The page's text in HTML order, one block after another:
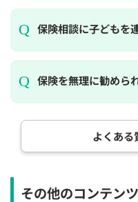
保険相談に子どもを
保険を無理に勧めら
よくある
その他のコンテンツ